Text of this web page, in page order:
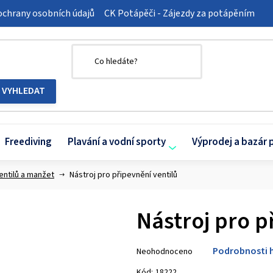
osobních údajů CK Potápěči - Zájezdy za potápěním
Freediving Plavání a vodní sporty Výprodej a bazár
a manžet Nástroj pro připevnění ventilů
Nástroj pro
hodnocení
Neohodnoceno Podrobnosti